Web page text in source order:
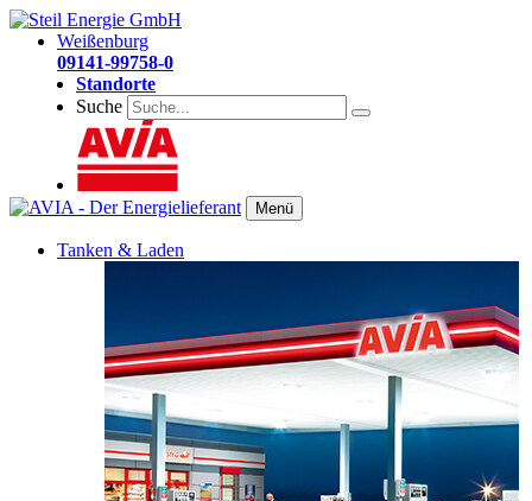
Weißenburg
09141-99758-0
Standorte
Suche
Menü
Tanken & Laden